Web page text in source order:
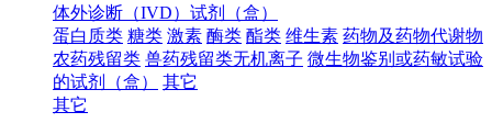
体外诊断（IVD）试剂（盒）
蛋白质类 糖类 激素 酶类 酯类 维生素 药物及药物代谢物
农药残留类 兽药残留类无机离子 微生物鉴别或药敏试验
的试剂（盒）
其它
其它